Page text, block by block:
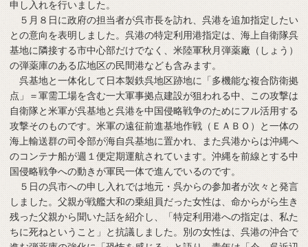
申し入れを行いました。
５月８日に政府の担当者が呉市長を訪れ、呉港を追加指定したい
との意向を表明しました。呉港の特定利用港指定は、海上自衛隊呉
基地に隣接する市中心部だけでなく、米陸軍秋月弾薬廠（しょう）
の弾薬庫のある広地区の民間港なども含みます。
呉基地と一体化して日本製鉄呉地区跡地に「多機能な複合防衛拠
点」＝軍需工場を含む一大軍事拠点建設が狙われる中、この攻撃は
自衛隊と米軍が呉基地と呉港を中国侵略戦争のためにフル活用する
攻撃そのものです。米軍の遠征前進基地作戦（ＥＡＢＯ）と一体の
海上輸送群の司令部が海自呉基地に置かれ、また呉港からは沖縄へ
のコンテナ船が週１便定期運航されています。沖縄を前線とする中
国侵略戦争への動きが軍民一体で進んでいるのです。
５日の呉市への申し入れでは地元・呉からの参加者が次々と発言
しました。父親が戦艦大和の乗組員だった女性は、命からがら生き
残った父親から聞いた話を紹介し、「特定利用港への指定は、私た
ちに死ねということ」と抗議しました。別の女性は、呉港の沖合で